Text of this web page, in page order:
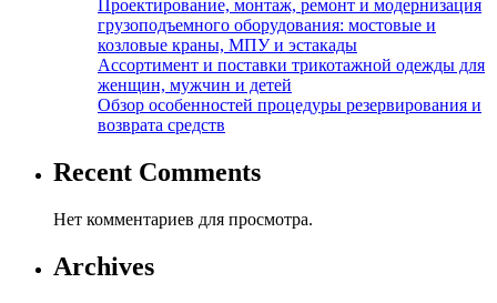
Проектирование, монтаж, ремонт и модернизация
грузоподъемного оборудования: мостовые и
козловые краны, МПУ и эстакады
Ассортимент и поставки трикотажной одежды для
женщин, мужчин и детей
Обзор особенностей процедуры резервирования и
возврата средств
Recent Comments
Нет комментариев для просмотра.
Archives